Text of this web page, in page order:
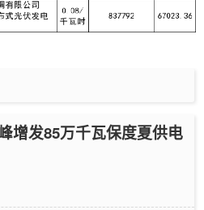
增发85万千瓦保度夏供电